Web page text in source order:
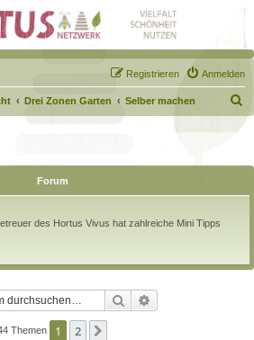
Anmelden
Registrieren
Drei Zonen Garten Selber machen
u
h
Forum
des Hortus Vivus hat zahlreiche Mini Tipps
Suche
Themen 1 2